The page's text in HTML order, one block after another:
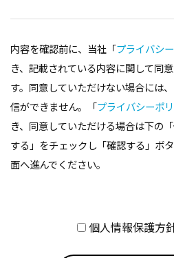
内容を確認前に、当社「プライバシ
き、記載されている内容に関して同
す。同意していただけない場合には
信ができません。「プライバシーポ
き、同意していただける場合は下の
する」をチェックし「確認する」ボ
面へ進んでください。
個人情報保護方